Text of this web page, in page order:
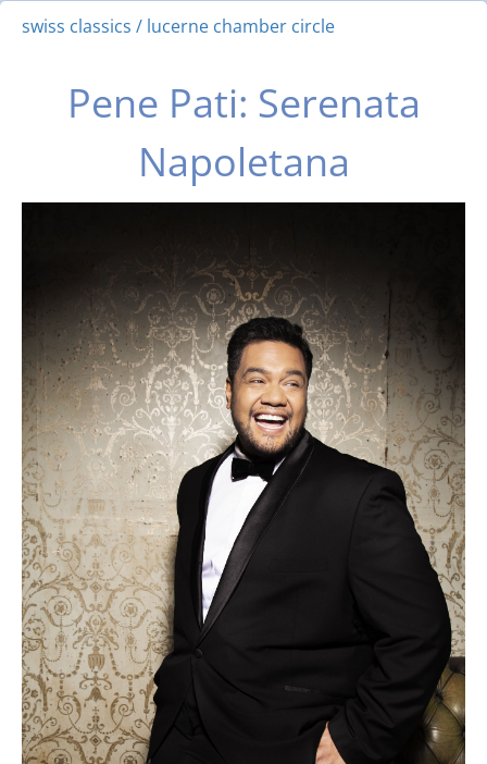
swiss classics / lucerne chamber circle
Pene Pati: Serenata
Napoletana